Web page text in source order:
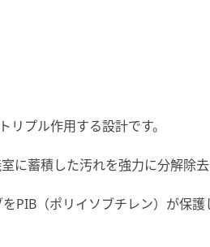
プル作用する設計です。
に蓄積した汚れを強力に分解除去
PIB（ポリイソブチレン）が保護